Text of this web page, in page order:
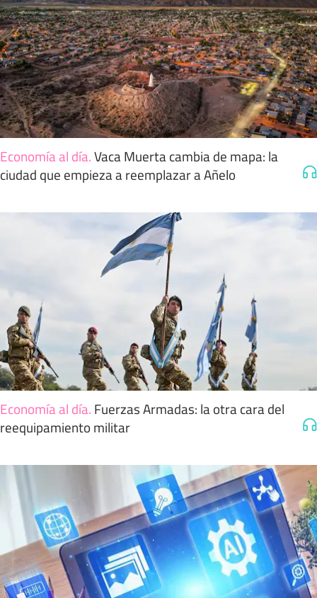
Economía al día.Vaca Muerta cambia de mapa: la
ciudad que empieza a reemplazar a Añelo
Economía al día. Fuerzas Armadas: la otra cara del
reequipamiento militar